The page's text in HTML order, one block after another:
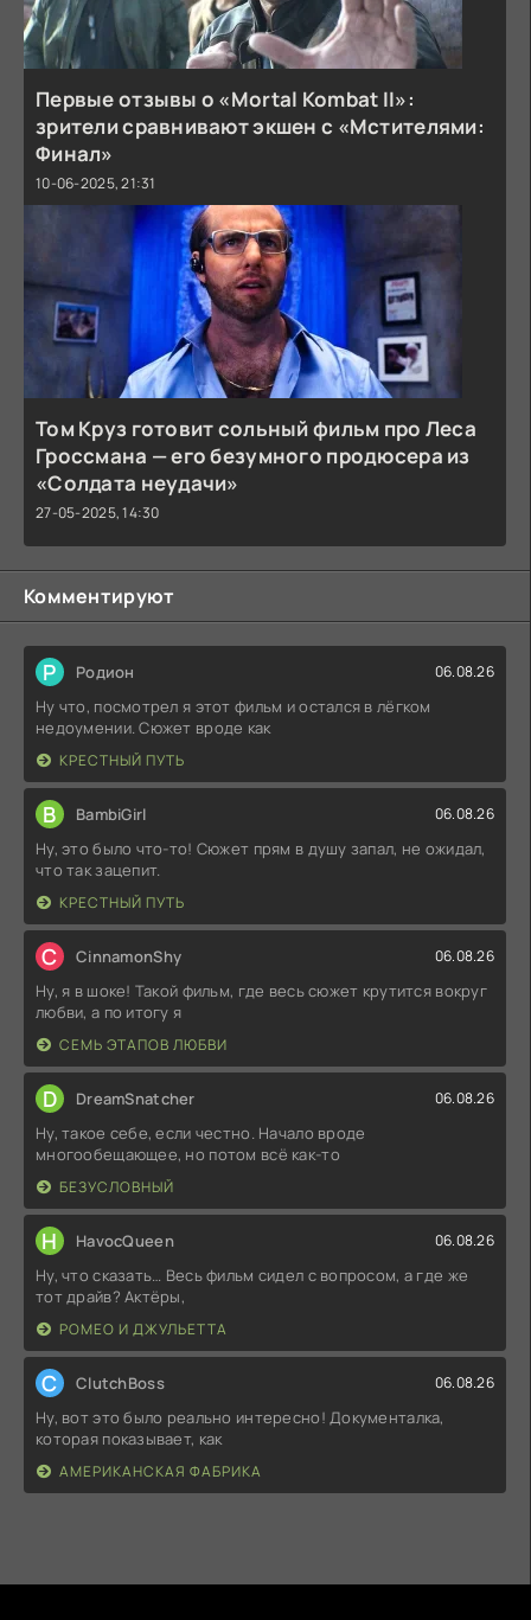
Первые отзывы о «Mortal Kombat II»:
зрители сравнивают экшен с «Мстителями:
Финал»
10-06-2025, 21:31
Том Круз готовит сольный фильм про Леса
Гроссмана — его безумного продюсера из
«Солдата неудачи»
27-05-2025, 14:30
Комментируют
Р Родион 06.08.26
Ну что, посмотрел я этот фильм и остался в лёгком
недоумении. Сюжет вроде как
КРЕСТНЫЙ ПУТЬ
B BambiGirl 06.08.26
Ну, это было что-то! Сюжет прям в душу запал, не ожидал,
что так зацепит.
КРЕСТНЫЙ ПУТЬ
C CinnamonShy 06.08.26
Ну, я в шоке! Такой фильм, где весь сюжет крутится вокруг
любви, а по итогу я
СЕМЬ ЭТАПОВ ЛЮБВИ
D DreamSnatcher 06.08.26
Ну, такое себе, если честно. Начало вроде
многообещающее, но потом всё как-то
БЕЗУСЛОВНЫЙ
H HavocQueen 06.08.26
Ну, что сказать… Весь фильм сидел с вопросом, а где же
тот драйв? Актёры,
РОМЕО И ДЖУЛЬЕТТА
C ClutchBoss 06.08.26
Ну, вот это было реально интересно! Документалка,
которая показывает, как
АМЕРИКАНСКАЯ ФАБРИКА